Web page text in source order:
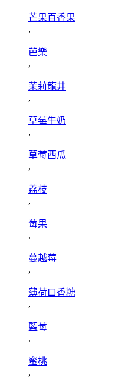
芒果百香果
,
芭樂
,
茉莉龍井
,
草莓牛奶
,
草莓西瓜
,
荔枝
,
莓果
,
蔓越莓
,
薄荷口香糖
,
藍莓
,
蜜桃
,